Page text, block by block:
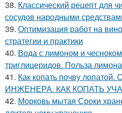
38. Классический рецепт для
сосудов народными
39. Оптимизация работ на
стратегии и практики
40. Вода с лимоном и
триглицеридов. Польза
41. Как копать почву
ИНЖЕНЕРА. КАК КОПАТЬ
42. Морковь мытая Сроки